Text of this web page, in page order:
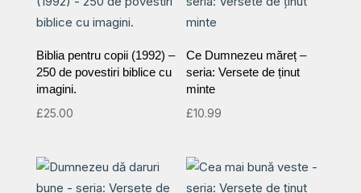
Biblia pentru copii (1992) –
250 de povestiri biblice cu
imagini.
£25.00
Ce Dumnezeu măreț –
seria: Versete de ținut
minte
£10.99